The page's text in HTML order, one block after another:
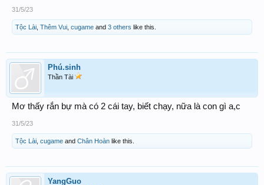
31/5/23
Tộc Lài Thêm Vui cugame and 3 others like this.
Phú.sinh
Thần Tài
Mơ thấy rắn bự mà có 2 cái tay, biết chạy, nữa là con gì a,c
31/5/23
Tộc Lài cugame and Chân Hoàn like this.
YangGuo